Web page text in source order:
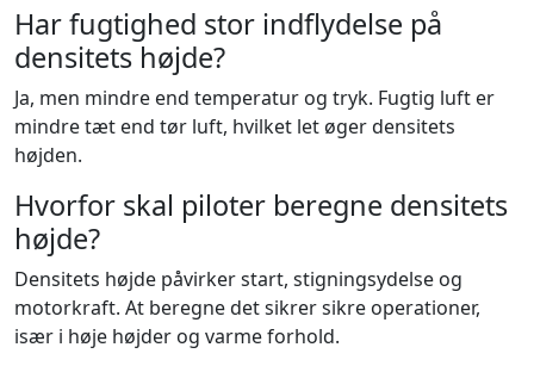
Har fugtighed stor indflydelse på
densitets højde?
Ja, men mindre end temperatur og tryk. Fugtig luft er
mindre tæt end tør luft, hvilket let øger densitets
højden.
Hvorfor skal piloter beregne densitets
højde?
Densitets højde påvirker start, stigningsydelse og
motorkraft. At beregne det sikrer sikre operationer,
især i høje højder og varme forhold.